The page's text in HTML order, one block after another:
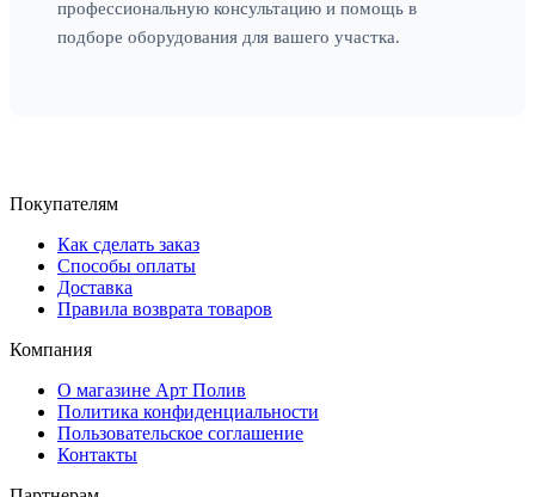
профессиональную консультацию и помощь в
подборе оборудования для вашего участка.
Покупателям
Как сделать заказ
Способы оплаты
Доставка
Правила возврата товаров
Компания
О магазине Арт Полив
Политика конфиденциальности
Пользовательское соглашение
Контакты